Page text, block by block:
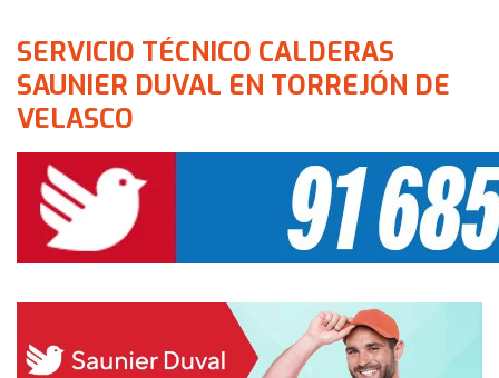
SERVICIO TÉCNICO CALDERAS
SAUNIER DUVAL EN TORREJÓN DE
VELASCO